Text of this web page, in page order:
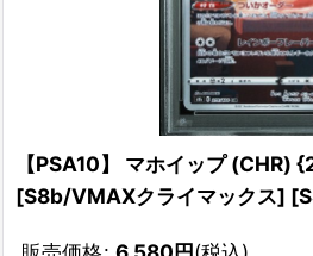
【PSA10】 マホイップ (CHR)
[S8b/VMAXクライマックス]